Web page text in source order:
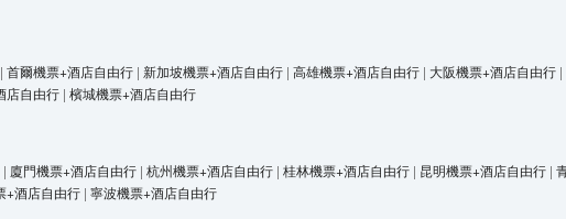
首爾機票+酒店自由行 | 新加坡機票+酒店自由行 | 高雄機票+酒店自由行 | 大阪機票+酒店自由行 |
店自由行 | 檳城機票+酒店自由行
| 廈門機票+酒店自由行 | 杭州機票+酒店自由行 | 桂林機票+酒店自由行 | 昆明機票+酒店自由行 |
+酒店自由行 | 寧波機票+酒店自由行